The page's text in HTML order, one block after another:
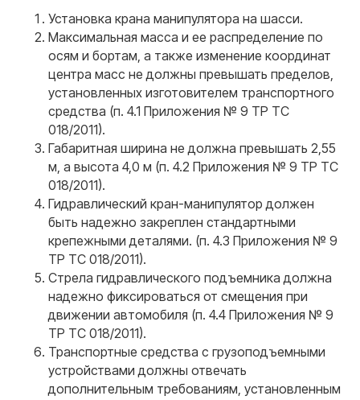
Установка крана манипулятора на шасси.
Максимальная масса и ее распределение по
осям и бортам, а также изменение координат
центра масс не должны превышать пределов,
установленных изготовителем транспортного
средства (п. 4.1 Приложения № 9 ТР ТС
018/2011).
Габаритная ширина не должна превышать 2,55
м, а высота 4,0 м (п. 4.2 Приложения № 9 ТР ТС
018/2011).
Гидравлический кран-манипулятор должен
быть надежно закреплен стандартными
крепежными деталями. (п. 4.3 Приложения № 9
ТР ТС 018/2011).
Стрела гидравлического подъемника должна
надежно фиксироваться от смещения при
движении автомобиля (п. 4.4 Приложения № 9
ТР ТС 018/2011).
Транспортные средства с грузоподъемными
устройствами должны отвечать
дополнительным требованиям, установленным
Остались вопросы?
Связаться
свяжемся с вами в ближайшее
время
Ваш номер
+7
Ваша электронная почта
Полина Скрынник
Специалист по сопровождению
Ксения Киселева
Специалист по сопровождению
Александр Литомин
Руководитель отдела продаж
Валерий Овчинников
Специалист по работе с клиентами
Евгений Коптяев
Менеджер по продажам
Зимин Владислав
Специалист по сопровождению